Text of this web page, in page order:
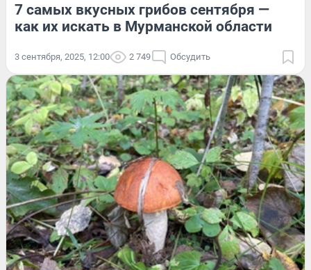
7 самых вкусных грибов сентября —
как их искать в Мурманской области
3 сентября, 2025, 12:00 2 749 Обсудить